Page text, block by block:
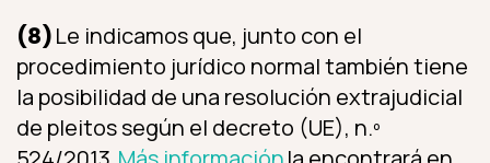
(8)Le indicamos que, junto con el
procedimiento jurídico normal también tiene
la posibilidad de una resolución extrajudicial
de pleitos según el decreto (UE), n.º